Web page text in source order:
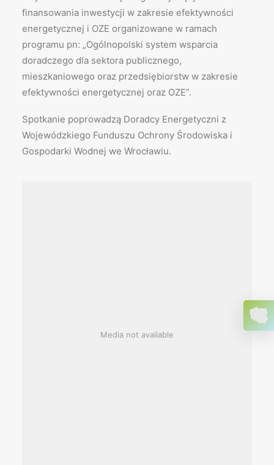
finansowania inwestycji w zakresie efektywności
energetycznej i OZE organizowane w ramach
programu pn: „Ogólnopolski system wsparcia
doradczego dla sektora publicznego,
mieszkaniowego oraz przedsiębiorstw w zakresie
efektywności energetycznej oraz OZE”.
Spotkanie poprowadzą Doradcy Energetyczni z
Wojewódzkiego Funduszu Ochrony Środowiska i
Gospodarki Wodnej we Wrocławiu.
Media not available